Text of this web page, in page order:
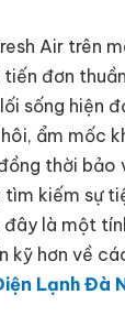
Air trên
đơn
sống hiện
ẩm mốc
thời bảo
tìm kiếm sự
đây là một
kỹ hơn về
Lạnh Đà